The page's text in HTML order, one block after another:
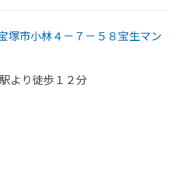
塚市小林４－７－５８宝生マン
より徒歩１２分